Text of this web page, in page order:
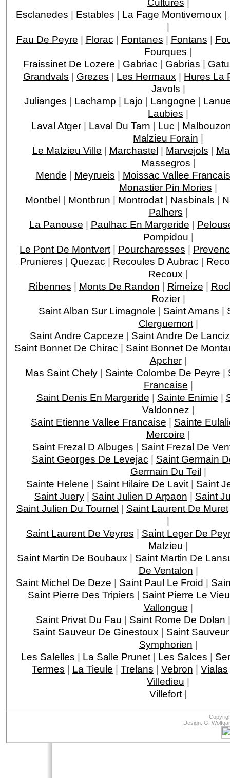
Esclanedes | Estables | La Fage Montivernoux |
|
Fau De Peyre | Florac | Fontanes | Fontans |
Fourques |
Fraissinet De Lozere | Gabriac | Gabrias |
Grandvals | Grezes | Les Hermaux | Hures La
Javols |
Julianges | Lachamp | Lajo | Langogne |
Laubies |
Laval Atger | Laval Du Tarn | Luc |
Malzieu Forain |
Le Malzieu Ville | Marchastel | Marvejols |
Massegros |
Mende | Meyrueis | Moissac Vallee
Monastier Pin Mories |
Montbel | Montbrun | Montrodat| Nasbinals |
Palhers |
La Panouse | Paulhac En Margeride |
Pompidou |
Le Pont De Montvert | Pourcharesses |
Prunieres | Quezac | Recoules D Aubrac |
Recoux |
Ribennes | Monts De Randon | Rimeize |
Rozier|
Saint Alban Sur Limagnole | Saint Amans |
Clerguemort|
Saint Andre Capceze | Saint Andre De
Saint Bonnet De Chirac | Saint Bonnet De
Apcher|
Mas Saint Chely| Sainte Colombe De Peyre |
Francaise |
Saint Denis En Margeride | Sainte Enimie |
Valdonnez |
Saint Etienne Vallee Francaise | Sainte
Mercoire |
Saint Frezal D Albuges | Saint Frezal De
Saint Georges De Levejac | Saint Germain
Germain Du Teil |
Sainte Helene | Saint Hilaire De Lavit| Saint
Saint Juery| Saint Julien D Arpaon | Saint
Saint Julien Du Tournel | Saint Laurent De Muret
|
Saint Laurent De Veyres | Saint Leger De
Malzieu |
Saint Martin De Boubaux | Saint Martin De
De Ventalon |
Saint Michel De Deze | Saint Paul Le Froid |
Saint Pierre Des Tripiers | Saint Pierre Le
Vallongue |
Saint Privat Du Fau | Saint Rome De Dolan
Saint Sauveur De Ginestoux | Saint
Symphorien |
Les Salelles | La Salle Prunet| Les Salces |
Termes | La Tieule | Trelans | Vebron | Vialas
Villedieu |
Villefort |
Design: G.